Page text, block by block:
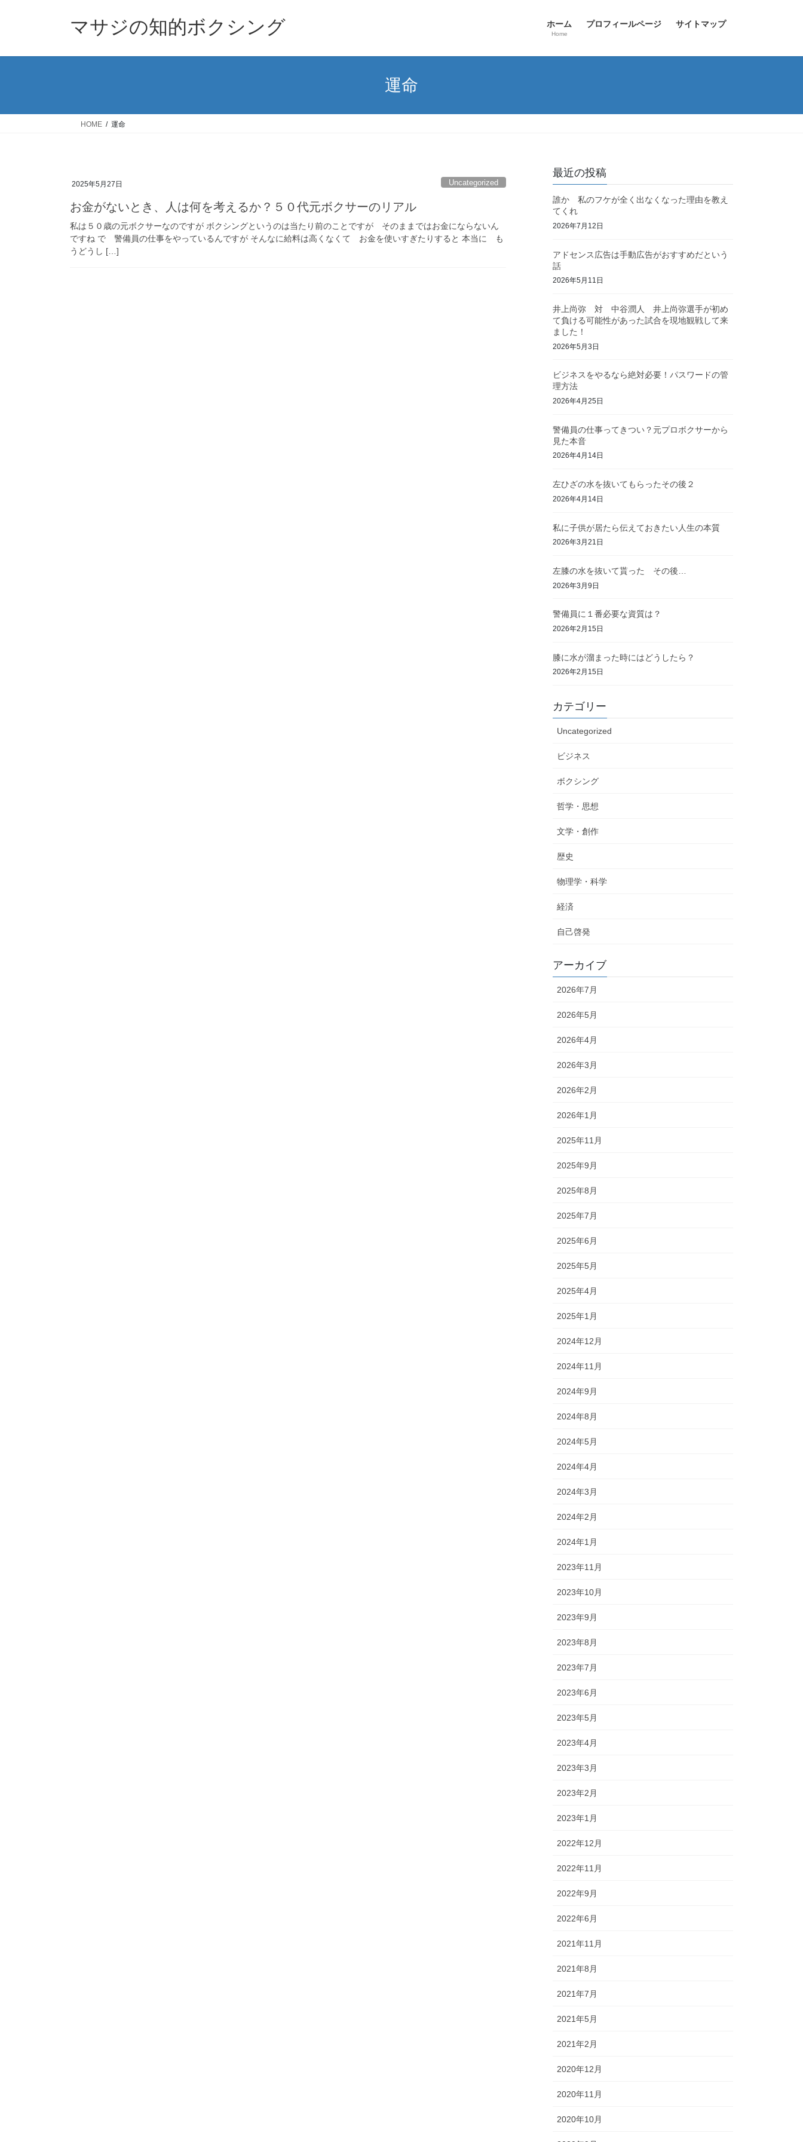
マサジの知的ボクシング ホーム
Home
プロフィールページ サイトマップ
運命
HOME 運命
2025年5月27日 Uncategorized
お金がないとき、人は何を考えるか？５０代元ボクサーのリアル
私は５０歳の元ボクサーなのですが ボクシングというのは当たり前のことですが そのままではお金にならないん
ですね で 警備員の仕事をやっているんですが そんなに給料は高くなくて お金を使いすぎたりすると 本当に も
うどうし […]
最近の投稿
誰か 私のフケが全く出なくなった理由を教え
てくれ
2026年7月12日
アドセンス広告は手動広告がおすすめだという
話
2026年5月11日
井上尚弥 対 中谷潤人 井上尚弥選手が初め
て負ける可能性があった試合を現地観戦して来
ました！
2026年5月3日
ビジネスをやるなら絶対必要！パスワードの管
理方法
2026年4月25日
警備員の仕事ってきつい？元プロボクサーから
見た本音
2026年4月14日
左ひざの水を抜いてもらったその後２
2026年4月14日
私に子供が居たら伝えておきたい人生の本質
2026年3月21日
左膝の水を抜いて貰った その後…
2026年3月9日
警備員に１番必要な資質は？
2026年2月15日
膝に水が溜まった時にはどうしたら？
2026年2月15日
カテゴリー
Uncategorized
ビジネス
ボクシング
哲学・思想
文学・創作
歴史
物理学・科学
経済
自己啓発
アーカイブ
2026年7月
2026年5月
2026年4月
2026年3月
2026年2月
2026年1月
2025年11月
2025年9月
2025年8月
2025年7月
2025年6月
2025年5月
2025年4月
2025年1月
2024年12月
2024年11月
2024年9月
2024年8月
2024年5月
2024年4月
2024年3月
2024年2月
2024年1月
2023年11月
2023年10月
2023年9月
2023年8月
2023年7月
2023年6月
2023年5月
2023年4月
2023年3月
2023年2月
2023年1月
2022年12月
2022年11月
2022年9月
2022年6月
2021年11月
2021年8月
2021年7月
2021年5月
2021年2月
2020年12月
2020年11月
2020年10月